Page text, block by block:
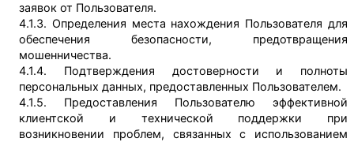
заявок от Пользователя.
4.1.3. Определения места нахождения Пользователя для
обеспечения безопасности, предотвращения
мошенничества.
4.1.4. Подтверждения достоверности и полноты
персональных данных, предоставленных Пользователем.
4.1.5. Предоставления Пользователю эффективной
клиентской и технической поддержки при
возникновении проблем, связанных с использованием